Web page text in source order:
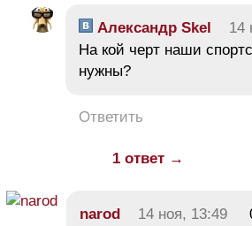
Александр Skel 14
На кой черт наши
нужны?
Ответить
1 ответ →
narod 14 ноя, 13:49